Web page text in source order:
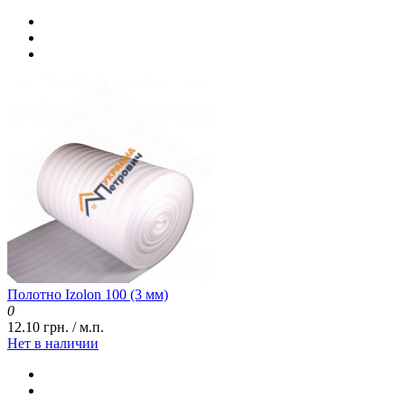
Полотно Izolon 100 (3 мм)
0
12.10 грн. / м.п.
Нет в наличии